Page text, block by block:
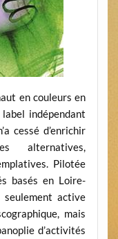
en couleurs en
indépendant
cessé d’enrichir
alternatives,
Pilotée
basés en Loire-
seulement active
mais
d’activités